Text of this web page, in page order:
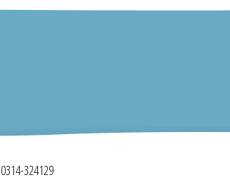
0314-324129